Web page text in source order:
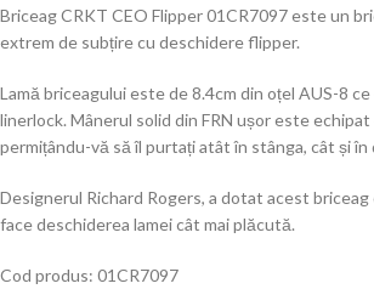
Briceag CRKT CEO Flipper 01CR7097 este un
extrem de subțire cu deschidere flipper.
Lamă briceagului este de 8.4cm din oțel AUS-8
linerlock. Mânerul solid din FRN ușor este
permițându-vă să îl purtați atât în stânga, cât și în
Designerul Richard Rogers, a dotat acest
face deschiderea lamei cât mai plăcută.
Cod produs: 01CR7097